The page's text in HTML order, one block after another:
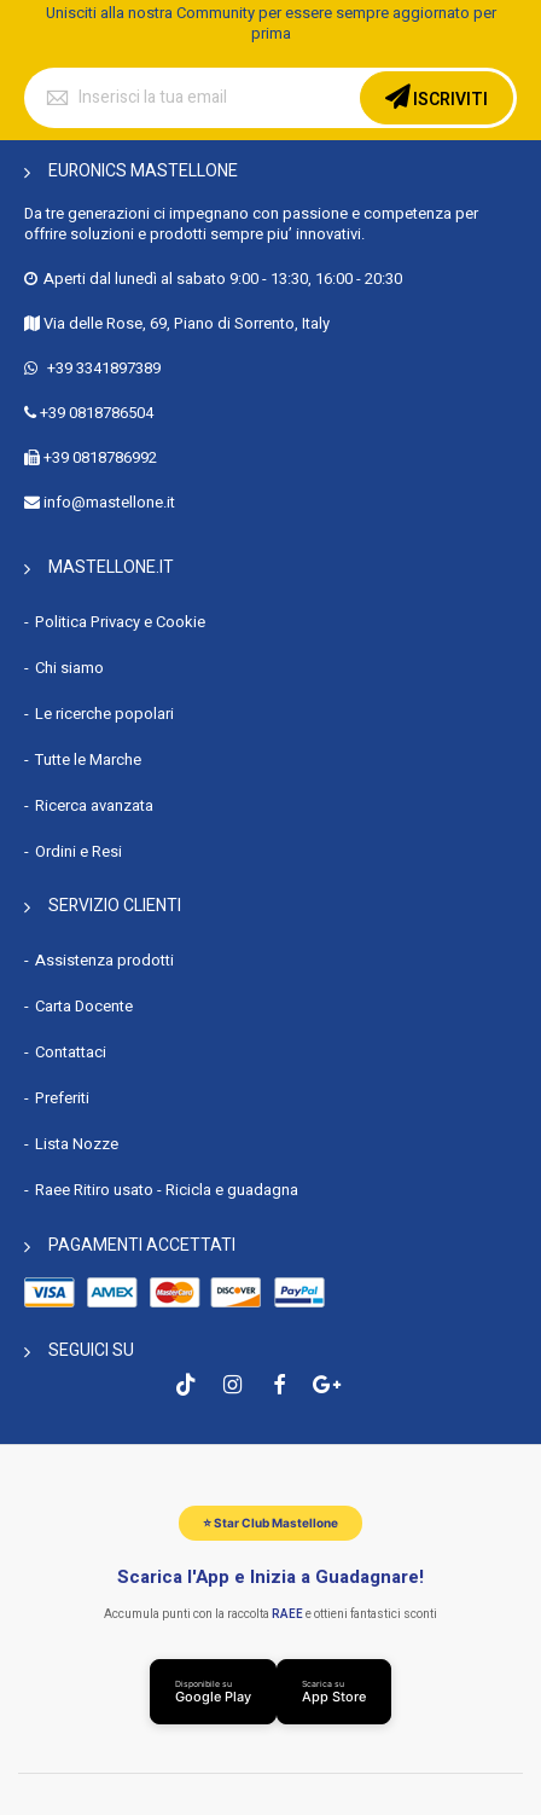
Unisciti alla nostra Community per essere sempre aggiornato per
prima
Iscriviti
alla
nostra
Newsletter:
ISCRIVITI
EURONICS MASTELLONE
Da tre generazioni ci impegnano con passione e competenza per
offrire soluzioni e prodotti sempre piu’ innovativi.
Aperti dal lunedì al sabato 9:00 - 13:30, 16:00 - 20:30
Via delle Rose, 69, Piano di Sorrento, Italy
+39 3341897389
+39 0818786504
+39 0818786992
info@mastellone.it
MASTELLONE.IT
Politica Privacy e Cookie
Chi siamo
Le ricerche popolari
Tutte le Marche
Ricerca avanzata
Ordini e Resi
SERVIZIO CLIENTI
Assistenza prodotti
Carta Docente
Contattaci
Preferiti
Lista Nozze
Raee Ritiro usato - Ricicla e guadagna
PAGAMENTI ACCETTATI
SEGUICI SU
⭐ Star Club Mastellone
Scarica l'App e Inizia a Guadagnare!
Accumula punti con la raccolta RAEEe ottieni fantastici sconti
Disponibile su
Google Play
Scarica su
App Store